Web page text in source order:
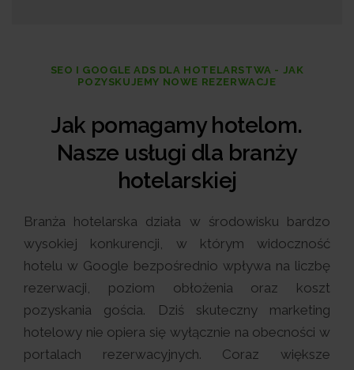
SEO I GOOGLE ADS DLA HOTELARSTWA - JAK
POZYSKUJEMY NOWE REZERWACJE
Jak pomagamy hotelom.
Nasze usługi dla branży
hotelarskiej
Branża hotelarska działa w środowisku bardzo
wysokiej konkurencji, w którym widoczność
hotelu w Google bezpośrednio wpływa na liczbę
rezerwacji, poziom obłożenia oraz koszt
pozyskania gościa. Dziś skuteczny marketing
hotelowy nie opiera się wyłącznie na obecności w
portalach rezerwacyjnych. Coraz większe